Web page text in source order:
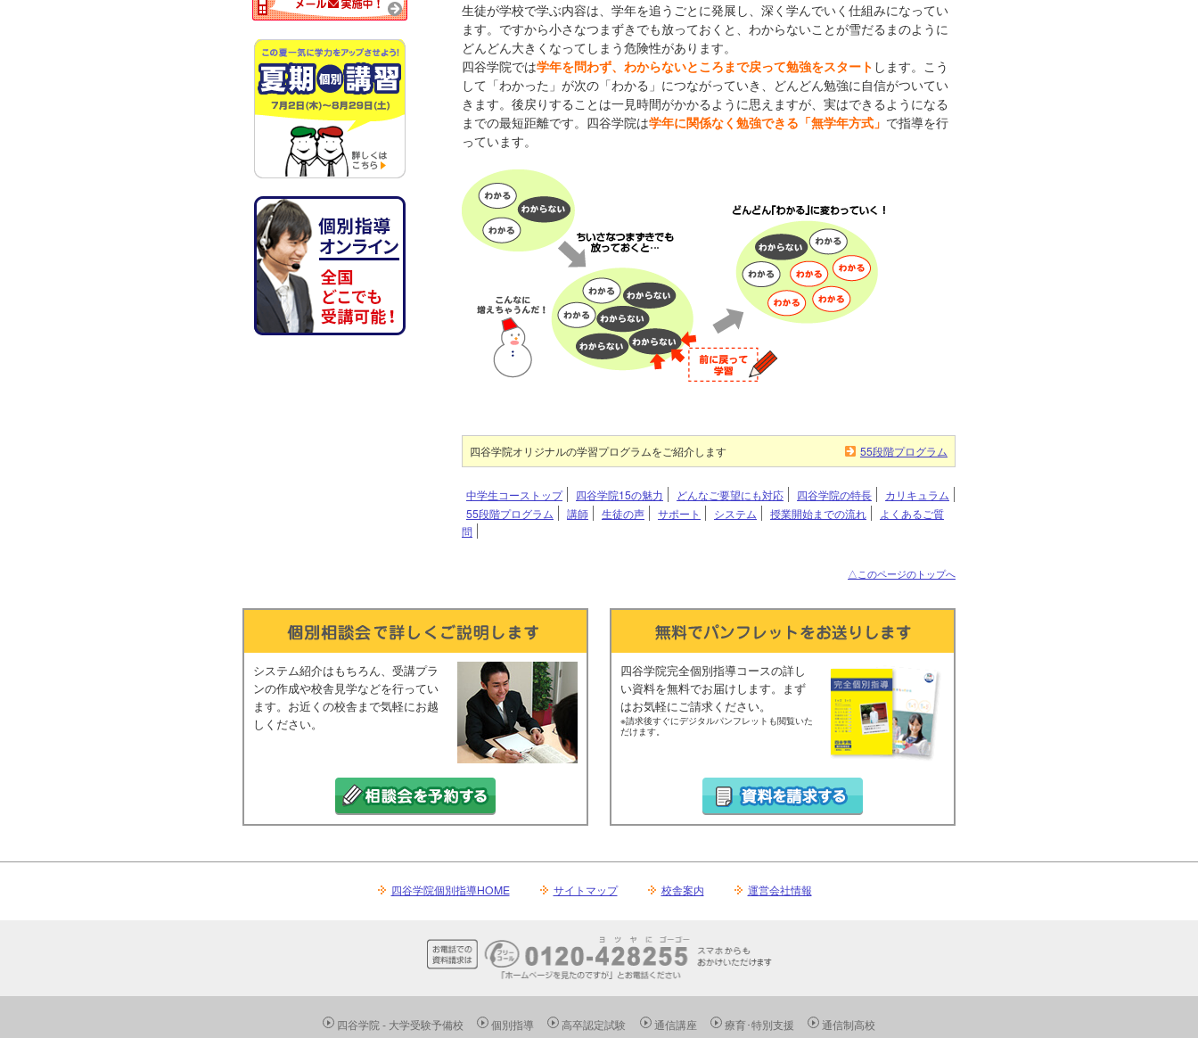
生徒が学校で学ぶ内容は、学年を追うごとに発展し、深く学んでいく仕組みになってい
ます。ですから小さなつまずきでも放っておくと、わからないことが雪だるまのように
どんどん大きくなってしまう危険性があります。
四谷学院では学年を問わず、わからないところまで戻って勉強をスタート します。こう
して「わかった」が次の「わかる」につながっていき、どんどん勉強に自信がついてい
きます。後戻りすることは一見時間がかかるように思えますが、実はできるようになる
までの最短距離です。四谷学院は学年に関係なく勉強できる「無学年方式」 で指導を行
っています。
四谷学院オリジナルの学習プログラムをご紹介します 55段階プログラム
中学生コーストップ 四谷学院15の魅力 どんなご要望にも対応 四谷学院の特長
カリキュラム
55段階プログラム
講師 生徒の声 サポート システム 授業開始までの流れ
よくあるご質
問
△このページのトップへ
システム紹介はもちろん、受講プラ
ンの作成や校舎見学などを行ってい
ます。お近くの校舎まで気軽にお越
しください。
四谷学院完全個別指導コースの詳し
い資料を無料でお届けします。まず
はお気軽にご請求ください。
※請求後すぐにデジタルパンフレットも閲覧いた
だけます。
四谷学院個別指導HOME サイトマップ 校舎案内 運営会社情報
四谷学院 - 大学受験予備校 個別指導 高卒認定試験 通信講座 療育･特別支援 通信制高校